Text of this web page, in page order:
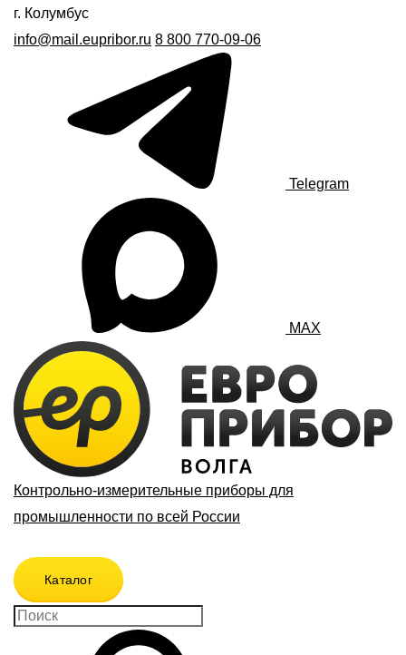
г. Колумбус
info@mail.eupribor.ru 8 800 770-09-06
Telegram
MAX
Контрольно-измерительные приборы для
промышленности по всей России
Каталог